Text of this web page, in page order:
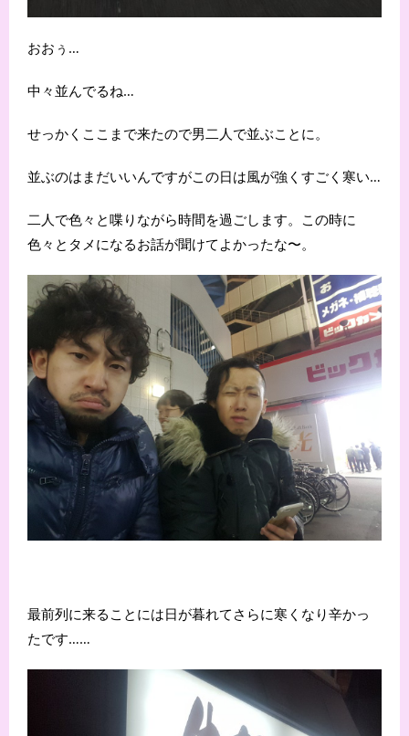
おおぅ…
中々並んでるね…
せっかくここまで来たので男二人で並ぶことに。
並ぶのはまだいいんですがこの日は風が強くすごく寒い…
二人で色々と喋りながら時間を過ごします。この時に
色々とタメになるお話が聞けてよかったな〜。
最前列に来ることには日が暮れてさらに寒くなり辛かっ
たです……